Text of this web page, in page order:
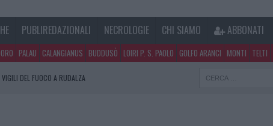
PUBLIREDAZIONALI NECROLOGIE CHI SIAMO ABBONATI
PALAU CALANGIANUS BUDDUSÒ LOIRI P. S. PAOLO GOLFO ARANCI MONTI TELTI
DEL FUOCO A RUDALZA